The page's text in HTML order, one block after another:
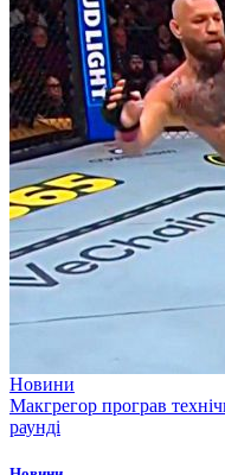
Новини
Макгрегор програв
раунді